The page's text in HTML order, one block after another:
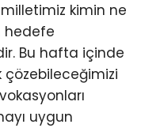
kimin ne
hedefe
Bu hafta içinde
çözebileceğimizi
uygun